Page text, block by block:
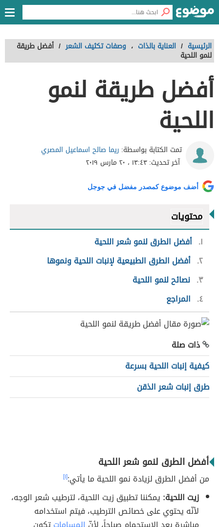
الرئيسية / العناية بالذات ، وصفات تكثيف الشعر / أفضل طريقة
لنمو اللحية
أفضل طريقة لنمو
اللحية
تمت الكتابة بواسطة: ريما صالح اسماعيل المصري
آخر تحديث:١٣:٤٣ ، ٢٠ مارس ٢٠١٩
أضف موضوع كمصدر مفضل في جوجل
محتويات
١ أفضل الطرق لنمو شعر اللحية
٢ أفضل الطرق الطبيعية لإنبات اللحية ونموها
٣ نصائح لنمو اللحية
٤
المراجع
ذات صلة
كيفية إنبات اللحية بسرعة
طرق إنبات شعر الذقن
أفضل الطرق لنمو شعر اللحية
من أفضل الطرق لزيادة نمو اللحية ما يأتي:[١]
زيت اللحية: يمكننا تطبيق زيت اللحية، لترطيب شعر الوجه،
لأنّه يحتوي على خصائص الترطيب، فيتم استخدامه